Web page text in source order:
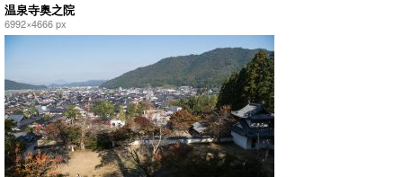
温泉寺奥之院
6992×4666 px